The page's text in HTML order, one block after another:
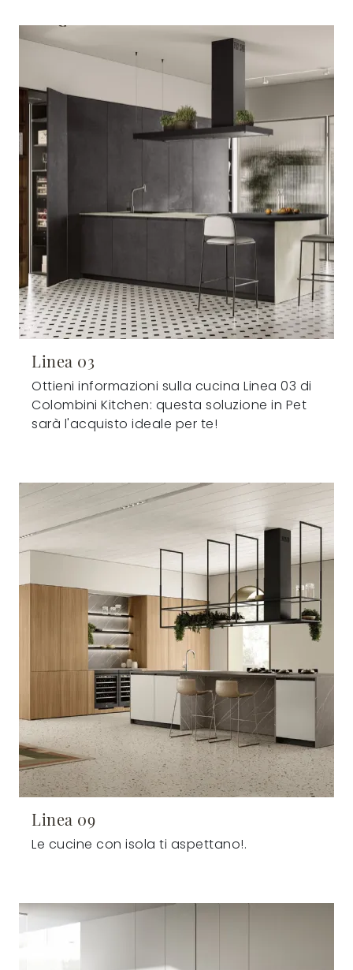
Linea 03
Ottieni informazioni sulla cucina Linea 03 di
Colombini Kitchen: questa soluzione in Pet
sarà l'acquisto ideale per te!
Linea 09
Le cucine con isola ti aspettano!.